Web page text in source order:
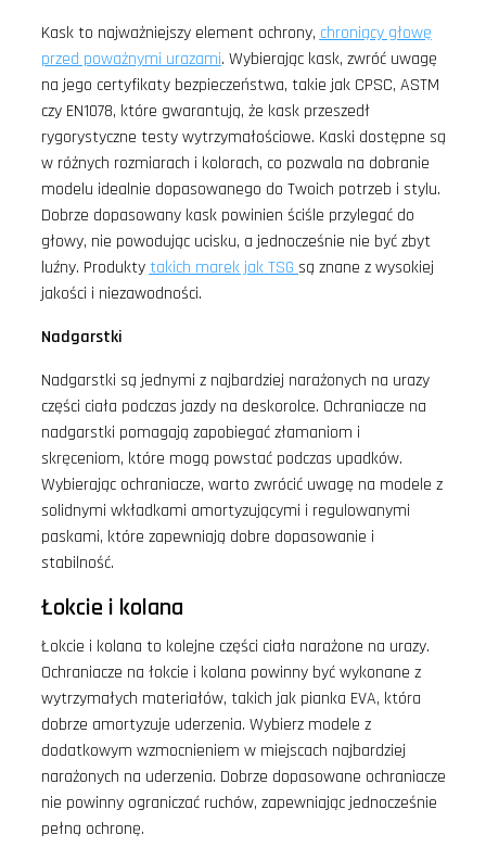
Kask to najważniejszy element ochrony, chroniący głowę
przed poważnymi urazami. Wybierając kask, zwróć uwagę
na jego certyfikaty bezpieczeństwa, takie jak CPSC, ASTM
czy EN1078, które gwarantują, że kask przeszedł
rygorystyczne testy wytrzymałościowe. Kaski dostępne są
w różnych rozmiarach i kolorach, co pozwala na dobranie
modelu idealnie dopasowanego do Twoich potrzeb i stylu.
Dobrze dopasowany kask powinien ściśle przylegać do
głowy, nie powodując ucisku, a jednocześnie nie być zbyt
luźny. Produktytakich marek jak TSG są znane z wysokiej
jakości i niezawodności.
Nadgarstki
Nadgarstki są jednymi z najbardziej narażonych na urazy
części ciała podczas jazdy na deskorolce. Ochraniacze na
nadgarstki pomagają zapobiegać złamaniom i
skręceniom, które mogą powstać podczas upadków.
Wybierając ochraniacze, warto zwrócić uwagę na modele z
solidnymi wkładkami amortyzującymi i regulowanymi
paskami, które zapewniają dobre dopasowanie i
stabilność.
Łokcie i kolana
Łokcie i kolana to kolejne części ciała narażone na urazy.
Ochraniacze na łokcie i kolana powinny być wykonane z
wytrzymałych materiałów, takich jak pianka EVA, która
dobrze amortyzuje uderzenia. Wybierz modele z
dodatkowym wzmocnieniem w miejscach najbardziej
narażonych na uderzenia. Dobrze dopasowane ochraniacze
nie powinny ograniczać ruchów, zapewniając jednocześnie
pełną ochronę.